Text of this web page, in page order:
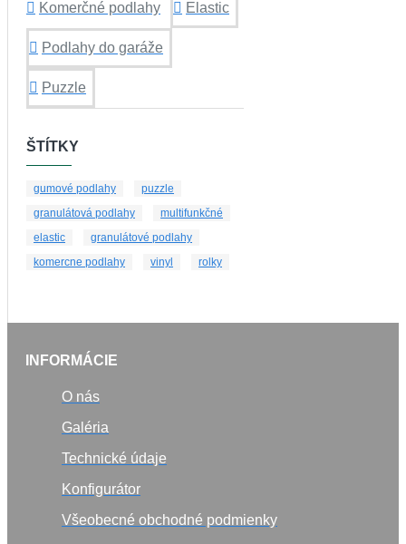
Komerčné podlahy Elastic
Podlahy do garáže
Puzzle
ŠTÍTKY
gumové podlahy
puzzle
granulátová podlahy
multifunkčné
elastic
granulátové podlahy
komercne podlahy
vinyl rolky
INFORMÁCIE
O nás
Galéria
Technické údaje
Konfigurátor
Všeobecné obchodné podmienky